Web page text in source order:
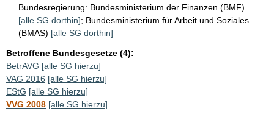
Bundesregierung: Bundesministerium der Finanzen (BMF)
[alle SG dorthin]; Bundesministerium für Arbeit und Soziales
(BMAS) [alle SG dorthin]
Betroffene Bundesgesetze (4):
BetrAVG [alle SG hierzu]
VAG 2016 [alle SG hierzu]
EStG [alle SG hierzu]
VVG 2008 [alle SG hierzu]